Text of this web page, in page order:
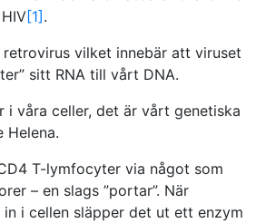
[1] .
vilket innebär att viruset
sitt RNA till vårt DNA.
i våra celler, det är vårt genetiska
Helena.
T-lymfocyter via något som
– en slags ”portar”. När
i cellen släpper det ut ett enzym